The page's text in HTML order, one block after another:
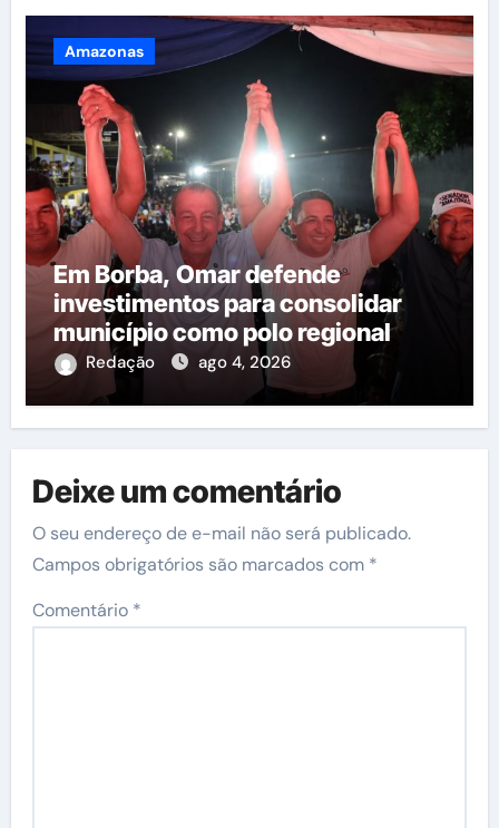
Amazonas
Em Borba, Omar defende
investimentos para consolidar
município como polo regional
Redação ago 4, 2026
Deixe um comentário
O seu endereço de e-mail não será publicado.
Campos obrigatórios são marcados com *
Comentário *